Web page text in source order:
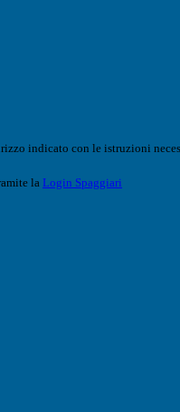
indicato con le istruzioni
la Login Spaggiari